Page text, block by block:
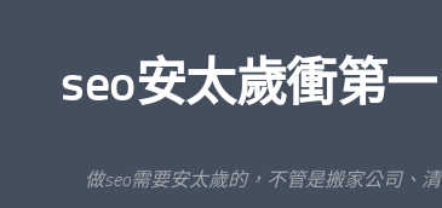
seo安太歲衝第一
做seo需要安太歲的，不管是搬家公司、